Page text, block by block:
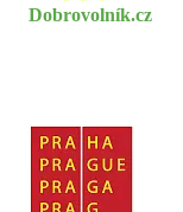
Dobrovolník.cz